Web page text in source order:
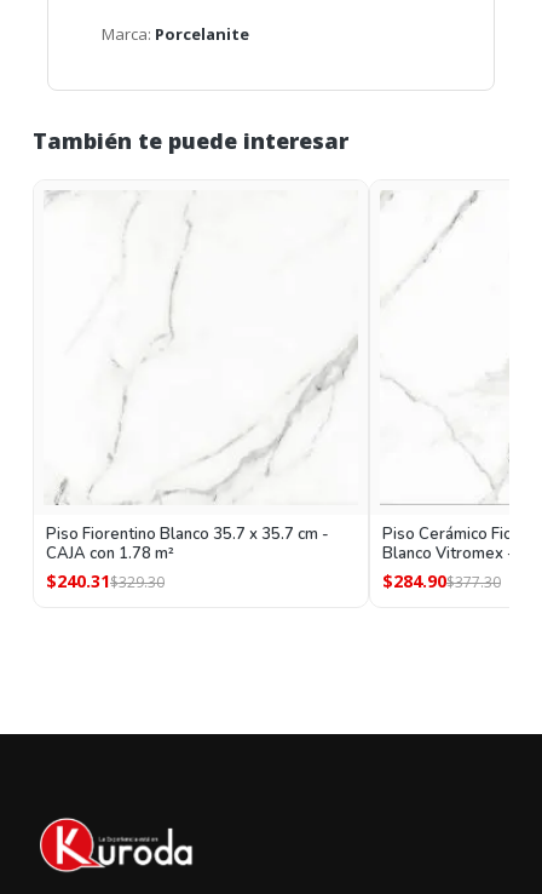
Marca: Porcelanite
También te puede interesar
Piso Fiorentino Blanco 35.7 x 35.7 cm -
CAJA con 1.78 m²
$240.31$329.30
Piso Cerámico
Blanco Vitromex -
$284.90$377.30